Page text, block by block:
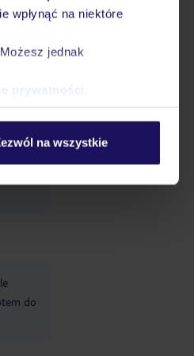
wpłynąć na niektóre
jednak
prywatności
na wszystkie
przy
do